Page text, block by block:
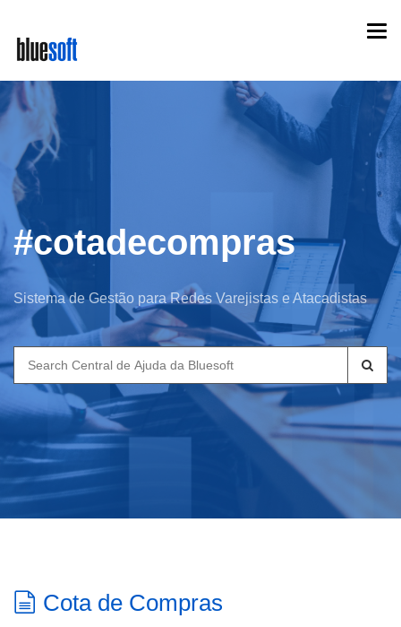
main
content
#cotadecompras
Sistema de Gestão para Redes Varejistas e Atacadistas
Search
for:
Cota de Compras